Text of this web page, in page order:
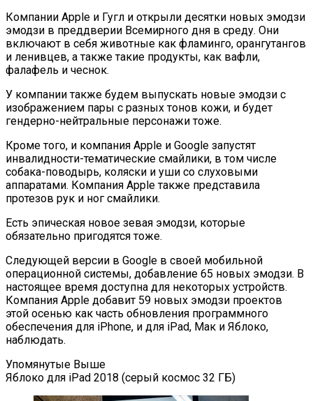
Компании Apple и Гугл и открыли десятки новых эмодзи
эмодзи в преддверии Всемирного дня в среду. Они
включают в себя животные как фламинго, орангутангов
и ленивцев, а также такие продукты, как вафли,
фалафель и чеснок.
У компании также будем выпускать новые эмодзи с
изображением пары с разных тонов кожи, и будет
гендерно-нейтральные персонажи тоже.
Кроме того, и компания Apple и Google запустят
инвалидности-тематические смайлики, в том числе
собака-поводырь, коляски и уши со слуховыми
аппаратами. Компания Apple также представила
протезов рук и ног смайлики.
Есть эпическая новое зевая эмодзи, которые
обязательно пригодятся тоже.
Следующей версии в Google в своей мобильной
операционной системы, добавление 65 новых эмодзи. В
настоящее время доступна для некоторых устройств.
Компания Apple добавит 59 новых эмодзи проектов
этой осенью как часть обновления программного
обеспечения для iPhone, и для iPad, Мак и Яблоко,
наблюдать.
Упомянутые Выше
Яблоко для iPad 2018 (серый космос 32 ГБ)